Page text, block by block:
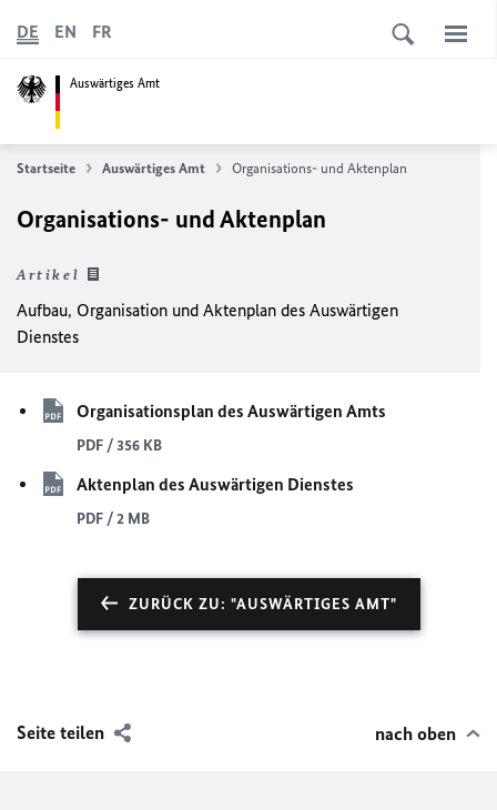
Auswärtiges Amt
DE EN FR
Startseite Auswärtiges Amt Organisations- und Aktenplan
Organisations- und Aktenplan
Artikel
Aufbau, Organisation und Aktenplan des Auswärtigen
Dienstes
Organisationsplan des Auswärtigen Amts
PDF / 356 KB
Aktenplan des Auswärtigen Dienstes
PDF / 2 MB
ZURÜCK ZU: "AUSWÄRTIGES AMT"
Seite teilen nach oben